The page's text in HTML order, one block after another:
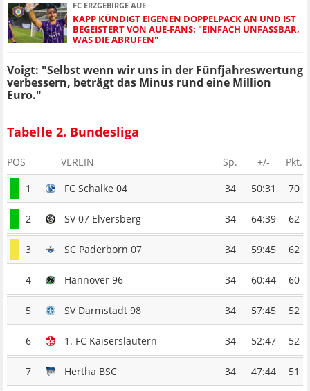
FC ERZGEBIRGE AUE
KAPP KÜNDIGT EIGENEN DOPPELPACK AN UND IST
BEGEISTERT VON AUE-FANS: "EINFACH UNFASSBAR,
WAS DIE ABRUFEN"
Voigt: "Selbst wenn wir uns in der Fünfjahreswertung
verbessern, beträgt das Minus rund eine Million
Euro."
Tabelle 2. Bundesliga
POS VEREIN Sp. +/-
Pkt.
1
FC Schalke 04 34 50:31 70
2 SV 07 Elversberg 34 64:39 62
3 SC Paderborn 07 34 59:45 62
4 Hannover 96 34 60:44 60
5 SV Darmstadt 98 34 57:45 52
6 1. FC Kaiserslautern 34 52:47 52
7 Hertha BSC 34 47:44 51